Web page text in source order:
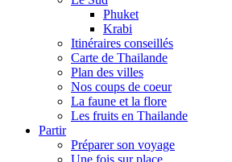
Phuket
Krabi
Itinéraires conseillés
Carte de Thailande
Plan des villes
Nos coups de coeur
La faune et la flore
Les fruits en Thailande
Partir
Préparer son voyage
Une fois sur place